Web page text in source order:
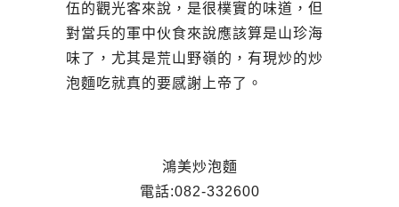
伍的觀光客來說，是很樸實的味道，但
對當兵的軍中伙食來說應該算是山珍海
味了，尤其是荒山野嶺的，有現炒的炒
泡麵吃就真的要感謝上帝了。
鴻美炒泡麵
電話:082-332600